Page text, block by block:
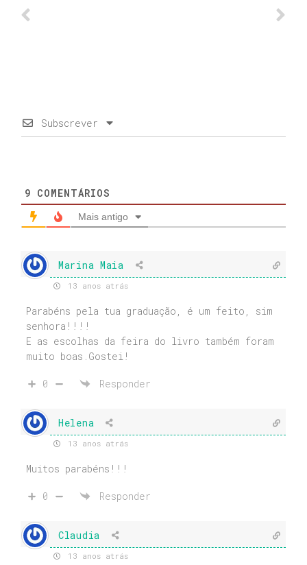
Subscrever
9 COMENTÁRIOS
Mais antigo
Marina Maia
13 anos atrás
Parabéns pela tua graduação, é um feito, sim
senhora!!!!
E as escolhas da feira do livro também foram
muito boas.Gostei!
0 Responder
Helena
13 anos atrás
Muitos parabéns!!!
0 Responder
Claudia
13 anos atrás